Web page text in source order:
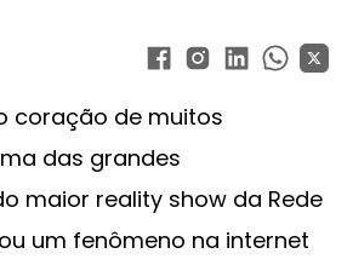
coração de muitos
das grandes
maior reality show da Rede
um fenômeno na internet